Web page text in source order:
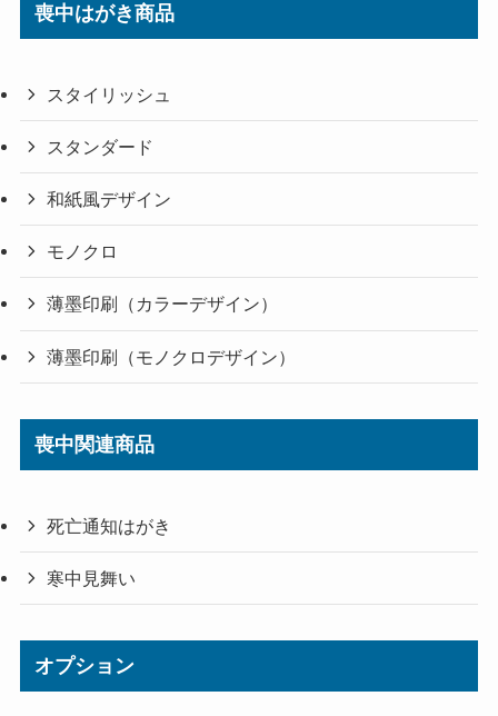
喪中はがき商品
スタイリッシュ
スタンダード
和紙風デザイン
モノクロ
薄墨印刷（カラーデザイン）
薄墨印刷（モノクロデザイン）
喪中関連商品
死亡通知はがき
寒中見舞い
オプション